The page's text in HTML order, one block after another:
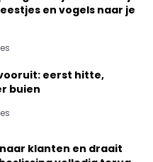
en vogels naar je
eerst hitte,
buien
klanten en draait